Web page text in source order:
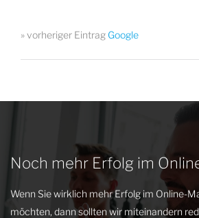
» vorheriger Eintrag Google
Noch mehr Erfolg im
Wenn Sie wirklich mehr Erfolg im Online-
möchten, dann sollten wir miteinandern